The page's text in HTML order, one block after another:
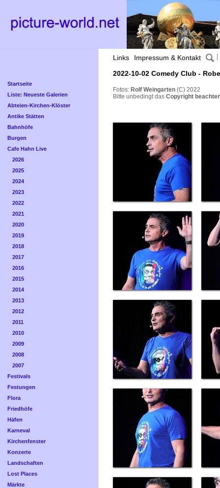
Links Impressum & Kontakt
Startseite
Liste: Neueste Galerien
Abteien-Kirchen-Klöster
Antike Stätten
Bahnhöfe
Burgen
Cafe Hahn Live
2026
2025
2024
2023
2022
2021
2020
2019
2018
2017
2016
2015
2014
2013
2012
2011
2010
2009
2008
2007
Festivals
Festungen
Flora
Friedhöfe
Häfen
Karneval
Kirchenfenster
Konzerte
Landschaften
Lost Places
Märkte
2022-10-02 Comedy Club -
Fotos: Rolf Weingarten (C) 2022
Bitte unbedingt das Copyright